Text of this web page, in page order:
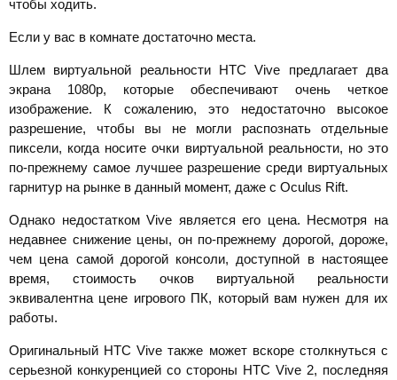
чтобы ходить.
Если у вас в комнате достаточно места.
Шлем виртуальной реальности HTC Vive предлагает два
экрана 1080р, которые обеспечивают очень четкое
изображение. К сожалению, это недостаточно высокое
разрешение, чтобы вы не могли распознать отдельные
пиксели, когда носите очки виртуальной реальности, но это
по-прежнему самое лучшее разрешение среди виртуальных
гарнитур на рынке в данный момент, даже с Oculus Rift.
Однако недостатком Vive является его цена. Несмотря на
недавнее снижение цены, он по-прежнему дорогой, дороже,
чем цена самой дорогой консоли, доступной в настоящее
время, стоимость очков виртуальной реальности
эквивалентна цене игрового ПК, который вам нужен для их
работы.
Оригинальный HTC Vive также может вскоре столкнуться с
серьезной конкуренцией со стороны HTC Vive 2, последняя